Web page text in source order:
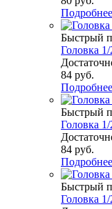
Подробнее
Быстрый
Головка
84 руб.
Подробнее
Быстрый
Головка
84 руб.
Подробнее
Быстрый
Головка